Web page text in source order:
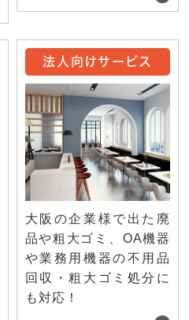
法人向けサービス
大阪の企業様で出た廃
品や粗大ゴミ、OA機器
や業務用機器の不用品
回収・粗大ゴミ処分に
も対応！